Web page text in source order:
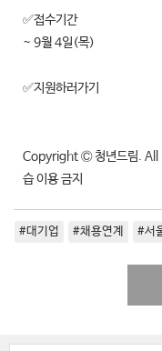
✅접수기간
~ 9월 4일(목)
✅지원하러가기
Copyright Ⓒ 청년드림. All
습 이용 금지
#대기업 #채용연계 #서